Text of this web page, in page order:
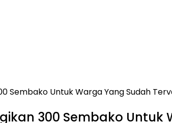
Sembako Untuk Warga Yang Sudah
300 Sembako Untuk